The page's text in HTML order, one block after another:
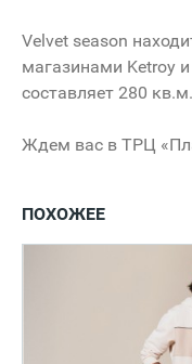
Velvet season
магазинами Ketroy и
составляет 280 кв.м.
Ждем вас в ТРЦ
ПОХОЖЕЕ